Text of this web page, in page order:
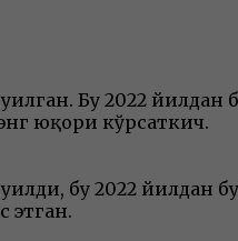
Бу 2022
юқори кўрсаткич.
бу 2022
этган.